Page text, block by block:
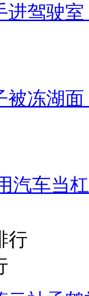
进驾驶
被冻湖
汽车当
行